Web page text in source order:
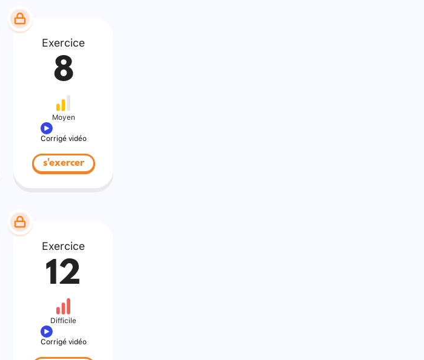
Exercice
8
Moyen
Corrigé vidéo
s'exercer
Exercice
12
Difficile
Corrigé vidéo